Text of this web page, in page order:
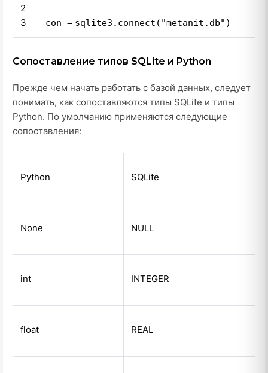
2
3
con = sqlite3.connect( "metanit.db" )
Сопоставление типов SQLite и Python
Прежде чем начать работать с базой данных, следует
понимать, как сопоставляются типы SQLite и типы
Python. По умолчанию применяются следующие
сопоставления:
Python SQLite
None NULL
int INTEGER
float REAL